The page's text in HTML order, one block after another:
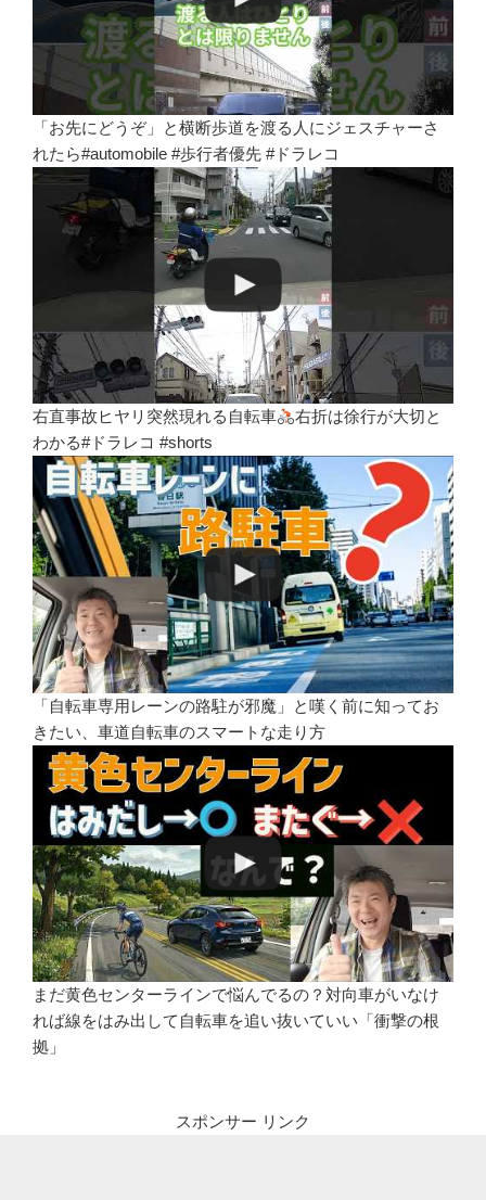
「お先にどうぞ」と横断歩道を渡る人にジェスチャーさ
れたら#automobile #歩行者優先 #ドラレコ
右直事故ヒヤリ突然現れる自転車
右折は徐行が大切と
わかる#ドラレコ #shorts
「自転車専用レーンの路駐が邪魔」と嘆く前に知ってお
きたい、車道自転車のスマートな走り方
まだ黄色センターラインで悩んでるの？対向車がいなけ
れば線をはみ出して自転車を追い抜いていい「衝撃の根
拠」
スポンサー リンク